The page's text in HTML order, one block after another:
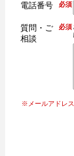
電話番号 必須
質問・ご
相談
必須
※メールアドレ